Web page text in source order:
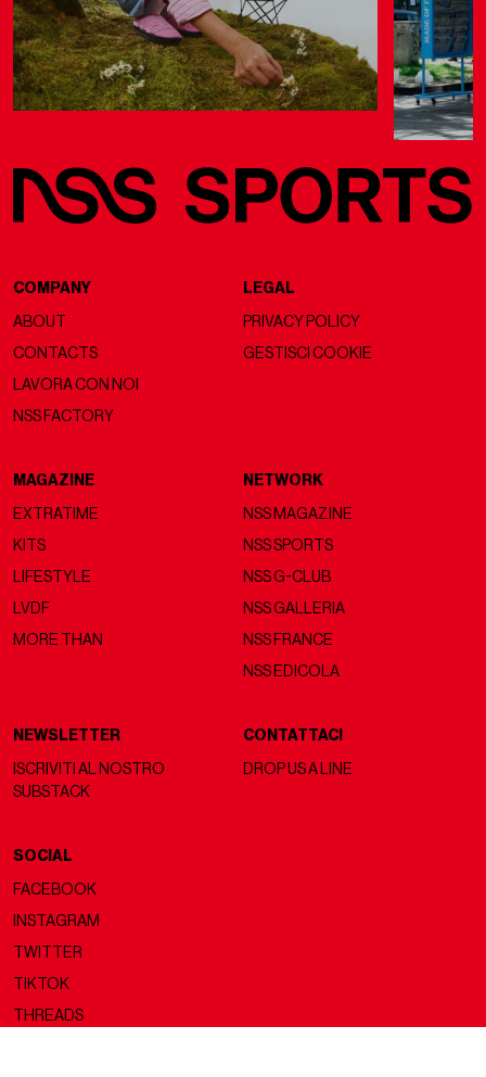
COMPANY
ABOUT
CONTACTS
LAVORA CON NOI
NSS FACTORY
LEGAL
PRIVACY POLICY
GESTISCI COOKIE
MAGAZINE
EXTRATIME
KITS
LIFESTYLE
LVDF
MORE THAN
NETWORK
NSS MAGAZINE
NSS SPORTS
NSS G-CLUB
NSS GALLERIA
NSS FRANCE
NSS EDICOLA
NEWSLETTER
ISCRIVITI AL NOSTRO
SUBSTACK
CONTATTACI
DROP US A LINE
SOCIAL
FACEBOOK
INSTAGRAM
TWITTER
TIKTOK
THREADS